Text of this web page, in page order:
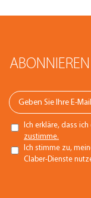
Ich erkläre, dass ich
zustimme.
Ich stimme zu,
Claber-Dienste